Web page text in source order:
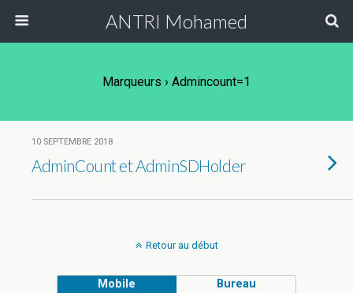
ANTRI Mohamed
Marqueurs › Admincount=1
10 SEPTEMBRE 2018
AdminCount et AdminSDHolder
Retour au début
Mobile Bureau